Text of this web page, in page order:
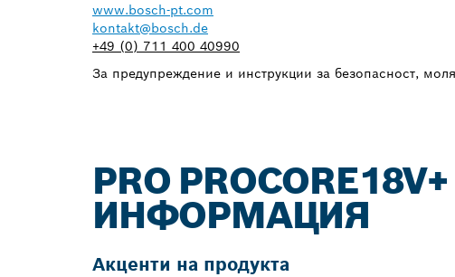
www.bosch-pt.com
kontakt@bosch.de
+49 (0) 711 400 40990
За предупреждение и инструкции за безопасност,
PRO
ИНФОРМАЦИЯ
Акценти на продукта